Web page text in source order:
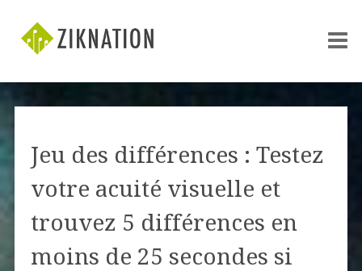
Jeu des différences : Testez
votre acuité visuelle et
trouvez 5 différences en
moins de 25 secondes si